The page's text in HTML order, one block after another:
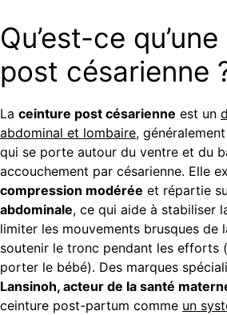
Qu’est-ce
post césarienne
La ceinture post césarienne est un
abdominal et lombaire,
qui se porte autour du ventre et du
accouchement par césarienne. Elle
compression modérée et répartie
abdominale, ce qui aide à stabiliser
limiter les mouvements brusques de
soutenir le tronc pendant les efforts
porter le bébé). Des marques
Lansinoh, acteur de la santé
ceinture post-partum comme un